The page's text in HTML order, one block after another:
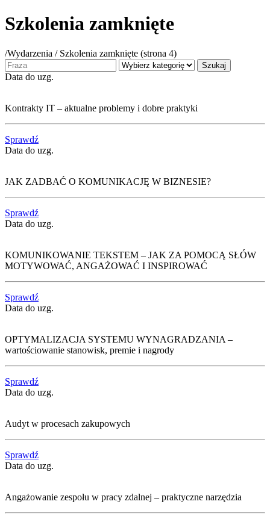
Szkolenia zamknięte
/Wydarzenia / Szkolenia zamknięte (strona 4)
Szukaj
Data do uzg.
Kontrakty IT – aktualne problemy i dobre praktyki
Sprawdź
Data do uzg.
JAK ZADBAĆ O KOMUNIKACJĘ W BIZNESIE?
Sprawdź
Data do uzg.
KOMUNIKOWANIE TEKSTEM – JAK ZA POMOCĄ SŁÓW
MOTYWOWAĆ, ANGAŻOWAĆ I INSPIROWAĆ
Sprawdź
Data do uzg.
OPTYMALIZACJA SYSTEMU WYNAGRADZANIA –
wartościowanie stanowisk, premie i nagrody
Sprawdź
Data do uzg.
Audyt w procesach zakupowych
Sprawdź
Data do uzg.
Angażowanie zespołu w pracy zdalnej – praktyczne narzędzia